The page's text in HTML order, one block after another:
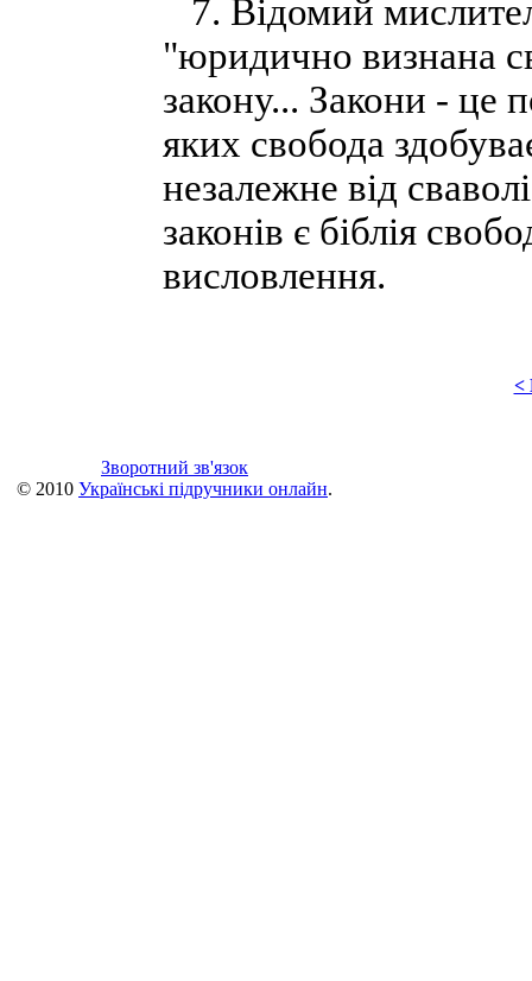
7. Відомий
"юридично визнана
закону... Закони - це
яких свобода
незалежне від
законів є біблія
висловлення.
<
Зворотний зв'язок
© 2010 Українські підручники онлайн.